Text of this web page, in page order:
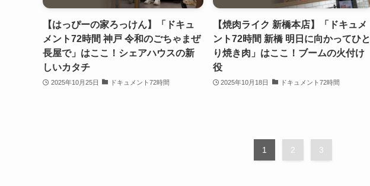
【はっぴーの家ろっけん】「ドキュ
メント72時間 神戸 令和のごちゃまぜ
長屋で」はここ！シェアハウスの新
しいカタチ
2025年10月25日 ドキュメント72時間
【焼肉ライク 新橋本店】「ドキュメ
ント72時間 新橋 明日に向かってひと
り焼き肉」はここ！ブームの火付け
役
2025年10月18日 ドキュメント72時間
1 2 3